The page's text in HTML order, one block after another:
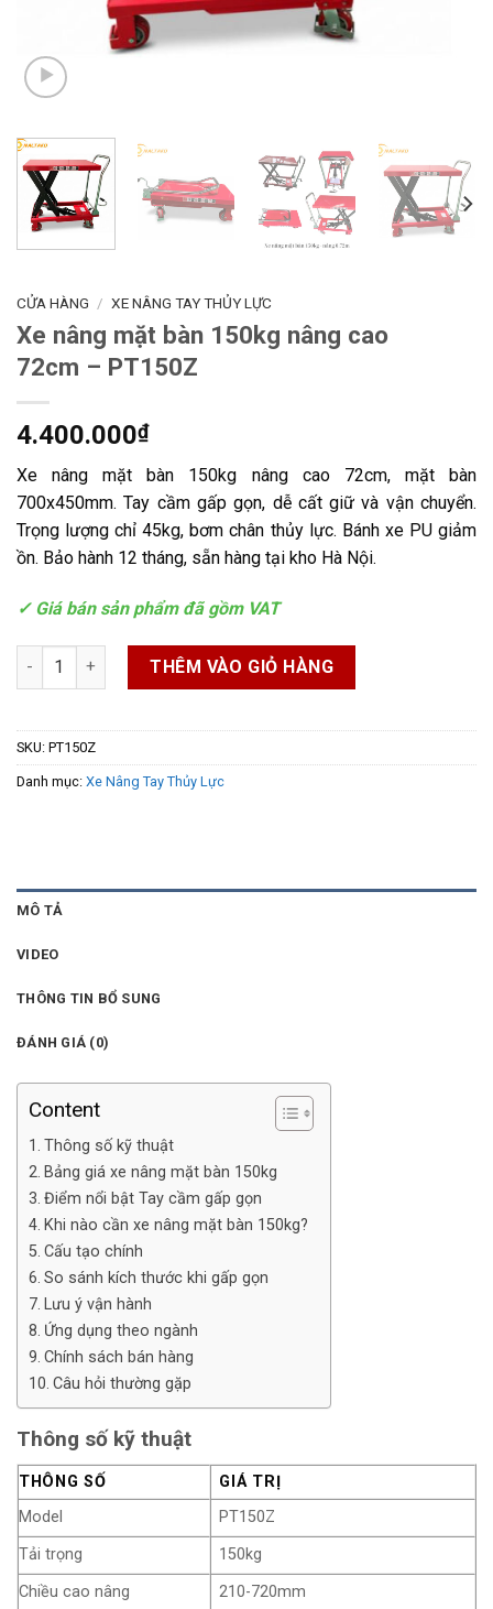
CỬA HÀNG / XE NÂNG TAY THỦY LỰC
Xe nâng mặt bàn 150kg nâng cao
72cm – PT150Z
4.400.000₫
Xe nâng mặt bàn 150kg nâng cao 72cm, mặt bàn
700x450mm. Tay cầm gấp gọn, dễ cất giữ và vận chuyển.
Trọng lượng chỉ 45kg, bơm chân thủy lực. Bánh xe PU giảm
ồn. Bảo hành 12 tháng, sẵn hàng tại kho Hà Nội.
✓ Giá bán sản phẩm đã gồm VAT
Xe nâng mặt bàn 150kg nâng cao 72cm - PT150Z số lượng
THÊM VÀO GIỎ HÀNG
SKU: PT150Z
Danh mục: Xe Nâng Tay Thủy Lực
MÔ TẢ
VIDEO
THÔNG TIN BỔ SUNG
ĐÁNH GIÁ (0)
Content
Thông số kỹ thuật
Bảng giá xe nâng mặt bàn 150kg
Điểm nổi bật Tay cầm gấp gọn
Khi nào cần xe nâng mặt bàn 150kg?
Cấu tạo chính
So sánh kích thước khi gấp gọn
Lưu ý vận hành
Ứng dụng theo ngành
Chính sách bán hàng
Câu hỏi thường gặp
Thông số kỹ thuật
THÔNG SỐ
GIÁ TRỊ
Model
PT150Z
Tải trọng
150kg
Chiều cao nâng
210-720mm